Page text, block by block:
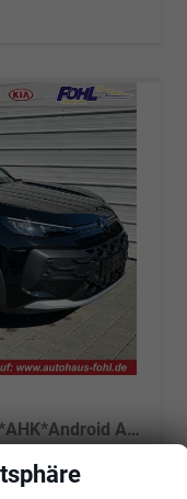
LIFE 1.5 eTSI DSG Neues Modell*AHK*Android Auto*SHZ*ACC*Kamera*5J Garantie*Klimaauto*